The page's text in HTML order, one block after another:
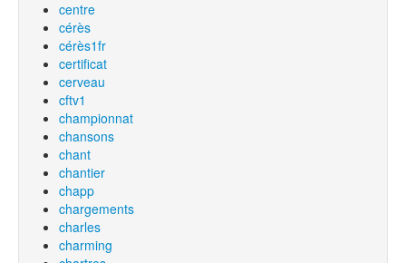
centre
cérès
cérès1fr
certificat
cerveau
cftv1
championnat
chansons
chant
chantier
chapp
chargements
charles
charming